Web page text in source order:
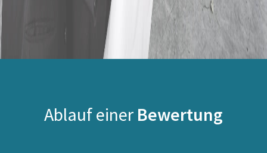
Ablauf einer Bewertung